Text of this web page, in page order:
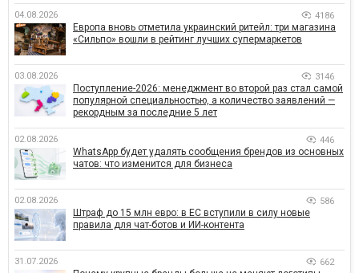
04.08.2026 4186
Европа вновь отметила украинский ритейл: три магазина
«Сильпо» вошли в рейтинг лучших супермаркетов
03.08.2026 3146
Поступление-2026: менеджмент во второй раз стал самой
популярной специальностью, а количество заявлений —
рекордным за последние 5 лет
02.08.2026 446
WhatsApp будет удалять сообщения брендов из основных
чатов: что изменится для бизнеса
02.08.2026 586
Штраф до 15 млн евро: в ЕС вступили в силу новые
правила для чат-ботов и ИИ-контента
31.07.2026 662